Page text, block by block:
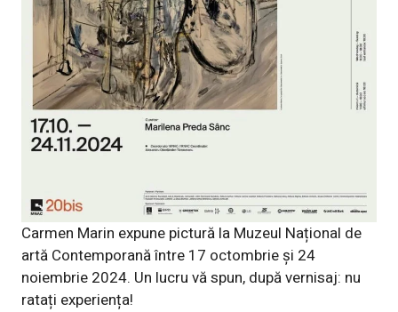
Carmen Marin expune pictură la Muzeul Național de
artă Contemporană între 17 octombrie și 24
noiembrie 2024. Un lucru vă spun, după vernisaj: nu
ratați experiența!